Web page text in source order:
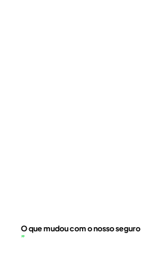
O que mudou com o nosso seguro
”